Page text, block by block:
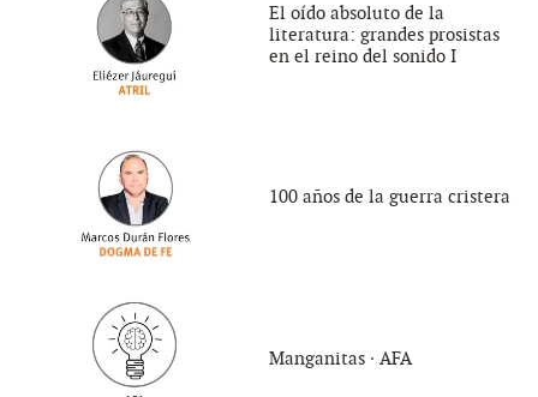
El oído absoluto de la
literatura: grandes prosistas
en el reino del sonido I
100 años de la guerra cristera
Manganitas ∙ AFA